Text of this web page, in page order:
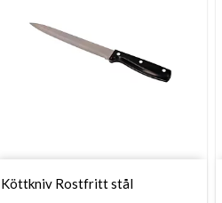
Köttkniv Rostfritt stål